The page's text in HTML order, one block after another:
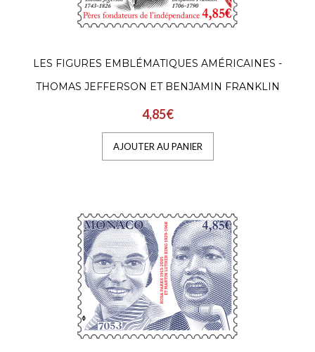
LES FIGURES EMBLÉMATIQUES AMÉRICAINES -
THOMAS JEFFERSON ET BENJAMIN FRANKLIN
4,85€
AJOUTER AU PANIER